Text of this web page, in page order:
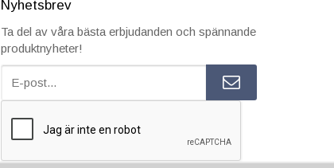
Nyhetsbrev
Ta del av våra bästa erbjudanden och spännande
produktnyheter!